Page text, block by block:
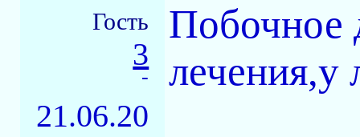
Гость
3
-
21.06.20
Побочное
лечения,у